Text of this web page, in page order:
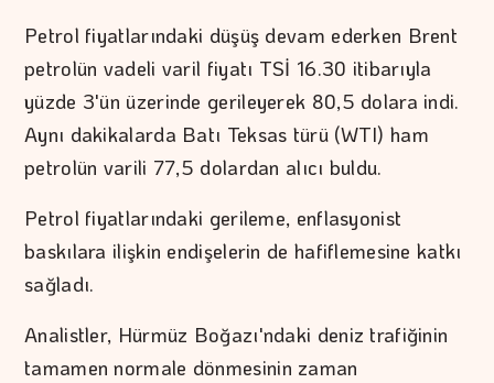
Petrol fiyatlarındaki düşüş devam ederken Brent
petrolün vadeli varil fiyatı TSİ 16.30 itibarıyla
yüzde 3'ün üzerinde gerileyerek 80,5 dolara indi.
Aynı dakikalarda Batı Teksas türü (WTI) ham
petrolün varili 77,5 dolardan alıcı buldu.
Petrol fiyatlarındaki gerileme, enflasyonist
baskılara ilişkin endişelerin de hafiflemesine katkı
sağladı.
Analistler, Hürmüz Boğazı'ndaki deniz trafiğinin
tamamen normale dönmesinin zaman